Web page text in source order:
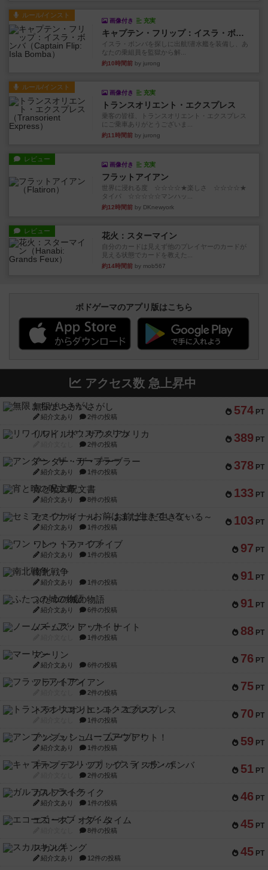
ルール/インスト
画像付き 充実
キャプテン・フリップ：イスラ・ボンバ
イスラ・ボンバを探しに出航!潜水艦を装備し、あ
なたの乗組員を監獄から解...
約10時間前 by jurong
ルール/インスト
画像付き 充実
トランスオリエント・エクスプレス
乗客の皆様、トランスオリエント・エクスプレス
にご乗車ありがとうございま...
約11時間前 by jurong
レビュー
画像付き 充実
フラットアイアン
世界に浸れる度 ☆☆☆☆★楽しさ ☆☆☆☆★
タイパ ☆☆☆☆☆マンハッ...
約12時間前 by DKnewyork
レビュー 花火：スターマイン
自分のカードは見えず他のプレイヤーのカードが
見える状態でカードを教えた...
約14時間前 by mob567
ボドゲーマのアプリ版はこちら
アクセス数 急上昇中
574 PT
無限まちがいさがし
紹介文あり 2件の投稿
389 PT
リワイルド：サウスアメリカ
2件の投稿
378 PT
アンダー・ザ・テーブラー
紹介文あり 1件の投稿
133 PT
宵と暁の呪文書
紹介文あり 8件の投稿
103 PT
セミファイナル ～お前はまだ生きている～
紹介文あり 1件の投稿
97 PT
ワン・トゥ・ファイブ
紹介文あり 1件の投稿
91 PT
南北戦争
紹介文あり 1件の投稿
91 PT
ふたつの城の物語
紹介文あり 6件の投稿
88 PT
ノームズ・アット・ナイト
1件の投稿
76 PT
マーリン
紹介文あり 6件の投稿
75 PT
フラットアイアン
2件の投稿
70 PT
トランスオリエント・エクスプレス
1件の投稿
59 PT
アンブッシュ！：ムーブアウト！
紹介文あり 1件の投稿
51 PT
キャプテン・フリップ：イスラ・ボンバ
2件の投稿
46 PT
ガルフストライク
紹介文あり 1件の投稿
45 PT
エコーズ・オブ・タイム
8件の投稿
45 PT
スカルキング
紹介文あり 12件の投稿